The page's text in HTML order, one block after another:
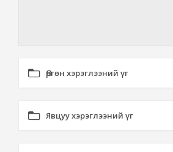
Өргөн хэрэглээний үг
Явцуу хэрэглээний үг